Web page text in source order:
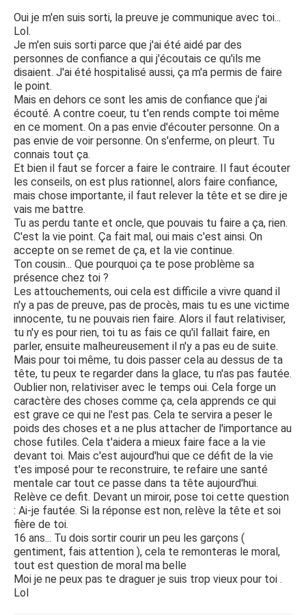
Oui je m'en suis sorti, la preuve je communique avec toi...
Lol.
Je m'en suis sorti parce que j'ai été aidé par des
personnes de confiance a qui j'écoutais ce qu'ils me
disaient. J'ai été hospitalisé aussi, ça m'a permis de faire
le point.
Mais en dehors ce sont les amis de confiance que j'ai
écouté. A contre coeur, tu t'en rends compte toi même
en ce moment. On a pas envie d'écouter personne. On a
pas envie de voir personne. On s'enferme, on pleurt. Tu
connais tout ça.
Et bien il faut se forcer a faire le contraire. Il faut écouter
les conseils, on est plus rationnel, alors faire confiance,
mais chose importante, il faut relever la tête et se dire je
vais me battre.
Tu as perdu tante et oncle, que pouvais tu faire a ça, rien.
C'est la vie point. Ça fait mal, oui mais c'est ainsi. On
accepte on se remet de ça, et la vie continue.
Ton cousin... Que pourquoi ça te pose problème sa
présence chez toi ?
Les attouchements, oui cela est difficile a vivre quand il
n'y a pas de preuve, pas de procès, mais tu es une victime
innocente, tu ne pouvais rien faire. Alors il faut relativiser,
tu n'y es pour rien, toi tu as fais ce qu'il fallait faire, en
parler, ensuite malheureusement il n'y a pas eu de suite.
Mais pour toi même, tu dois passer cela au dessus de ta
tête, tu peux te regarder dans la glace, tu n'as pas fautée.
Oublier non, relativiser avec le temps oui. Cela forge un
caractère des choses comme ça, cela apprends ce qui
est grave ce qui ne l'est pas. Cela te servira a peser le
poids des choses et a ne plus attacher de l'importance au
chose futiles. Cela t'aidera a mieux faire face a la vie
devant toi. Mais c'est aujourd'hui que ce défit de la vie
t'es imposé pour te reconstruire, te refaire une santé
mentale car tout ce passe dans ta tête aujourd'hui.
Relève ce defit. Devant un miroir, pose toi cette question
: Ai-je fautée. Si la réponse est non, relève la tête et soi
fière de toi.
16 ans... Tu dois sortir courir un peu les garçons (
gentiment, fais attention ), cela te remonteras le moral,
tout est question de moral ma belle
Moi je ne peux pas te draguer je suis trop vieux pour toi .
Lol